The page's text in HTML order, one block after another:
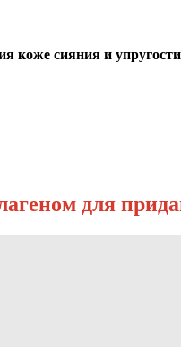
коже сияния и
для